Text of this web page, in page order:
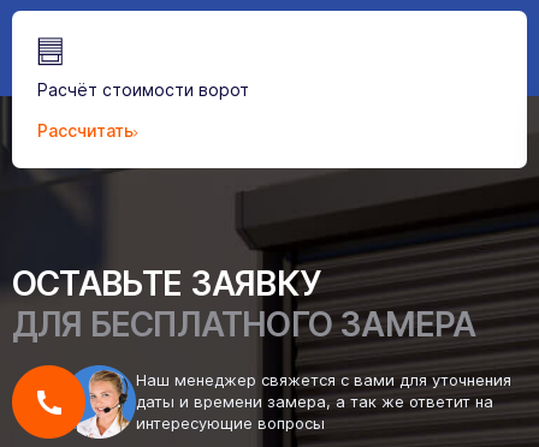
Расчёт стоимости ворот
Рассчитать
ОСТАВЬТЕ ЗАЯВКУ
ДЛЯ БЕСПЛАТНОГО ЗАМЕРА
Наш менеджер свяжется с вами для уточнения
даты и времени замера, а так же ответит на
интересующие вопросы